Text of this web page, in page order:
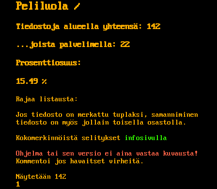
Peliluola /
Tiedostoja alueella yhteensä: 142
...joista palvelimella: 22
Prosenttiosuus:
15.49 %
Rajaa listausta:
Jos tiedosto on merkattu tuplaksi, samanniminen
tiedosto on myös jollain toisella osastolla.
Kokomerkinnöistä selitykset
infosivulla
Ohjelma tai sen versio ei aina vastaa kuvausta!
Kommentoi jos havaitset virheitä.
Näytetään 142
1